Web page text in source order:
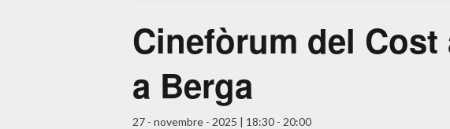
Cinefòrum del
a Berga
27 - novembre - 2025 | 18:30 - 20:00